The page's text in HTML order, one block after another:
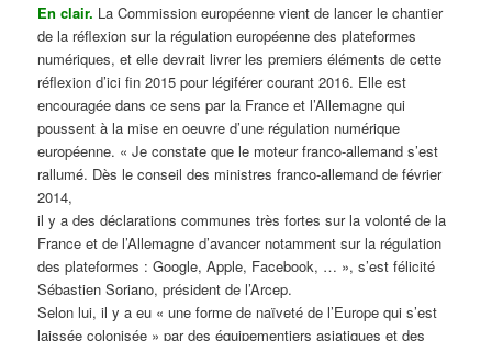
En clair. La Commission européenne vient de lancer le chantier
de la réflexion sur la régulation européenne des plateformes
numériques, et elle devrait livrer les premiers éléments de cette
réflexion d’ici fin 2015 pour légiférer courant 2016. Elle est
encouragée dans ce sens par la France et l’Allemagne qui
poussent à la mise en oeuvre d’une régulation numérique
européenne. « Je constate que le moteur franco-allemand s’est
rallumé. Dès le conseil des ministres franco-allemand de février
2014,
il y a des déclarations communes très fortes sur la volonté de la
France et de l’Allemagne d’avancer notamment sur la régulation
des plateformes : Google, Apple, Facebook, … », s’est félicité
Sébastien Soriano, président de l’Arcep.
Selon lui, il y a eu « une forme de naïveté de l’Europe qui s’est
laissée colonisée » par des équipementiers asiatiques et des